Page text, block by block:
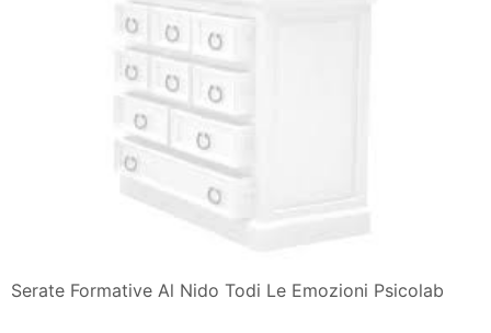
Serate Formative Al Nido Todi Le Emozioni Psicolab